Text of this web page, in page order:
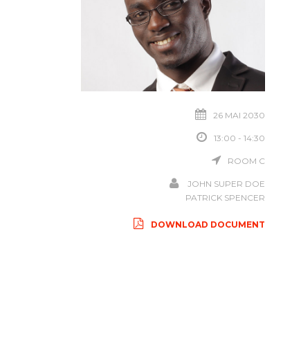
26 MAI 2030
13:00 - 14:30
ROOM C
JOHN SUPER DOE
PATRICK SPENCER
DOWNLOAD DOCUMENT